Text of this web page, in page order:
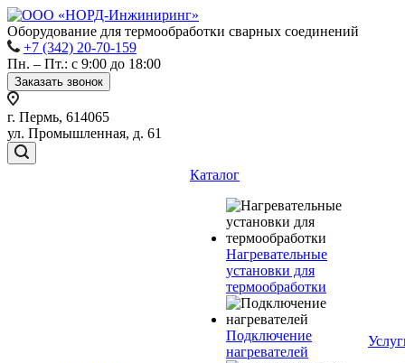
Оборудование для термообработки сварных соединений
+7 (342) 20-70-159
Пн. – Пт.: с 9:00 до 18:00
Заказать звонок
г. Пермь, 614065
ул. Промышленная, д. 61
Каталог
Нагревательные
установки для
термообработки
Подключение
нагревателей